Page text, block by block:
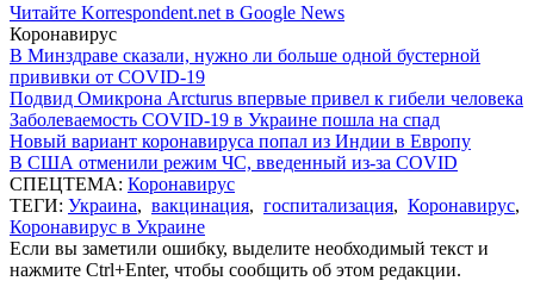
Читайте Korrespondent.net в Google News
Коронавирус
В Минздраве сказали, нужно ли больше одной бустерной
прививки от COVID-19
Подвид Омикрона Arcturus впервые привел к гибели человека
Заболеваемость COVID-19 в Украине пошла на спад
Новый вариант коронавируса попал из Индии в Европу
В США отменили режим ЧС, введенный из-за COVID
СПЕЦТЕМА: Коронавирус
ТЕГИ: Украина, вакцинация, госпитализация, Коронавирус,
Коронавирус в Украине
Если вы заметили ошибку, выделите необходимый текст и
нажмите Ctrl+Enter, чтобы сообщить об этом редакции.